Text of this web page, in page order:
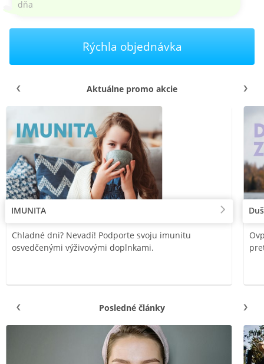
dňa
Rýchla objednávka
Aktuálne promo akcie
IMUNITA
Chladné dni? Nevadí! Podporte svoju imunitu
osvedčenými výživovými doplnkami.
Posledné články